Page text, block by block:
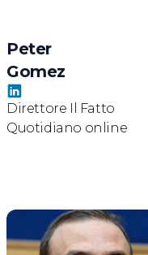
Peter
Gomez
Direttore Il Fatto
Quotidiano online